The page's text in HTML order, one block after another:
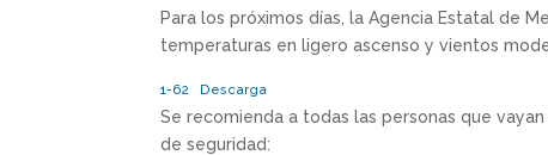
Para los próximos días, la Agencia Estatal de
temperaturas en ligero ascenso y vientos
1-62 Descarga
Se recomienda a todas las personas que
de seguridad: